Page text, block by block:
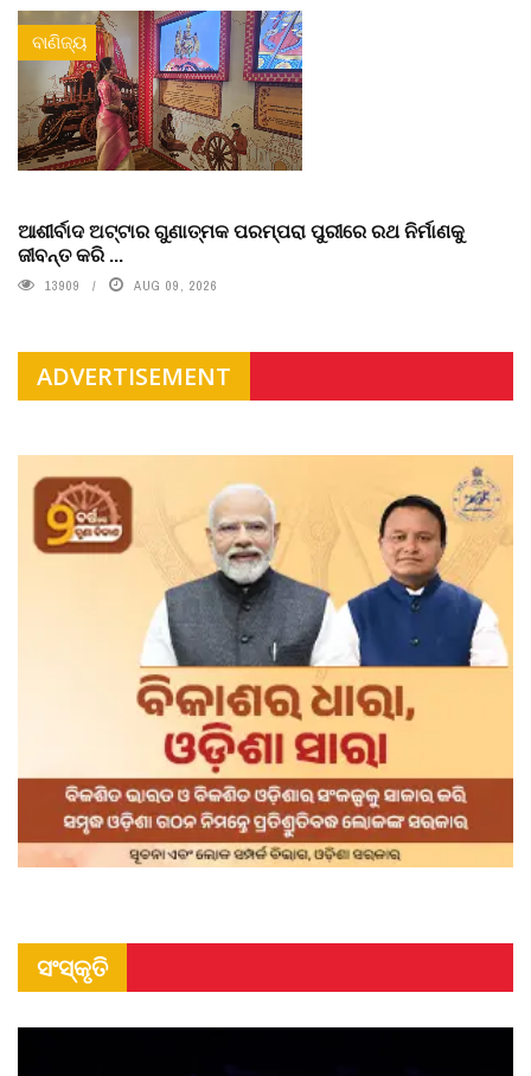
ବାଣିଜ୍ୟ
ଆଶୀର୍ବାଦ ଅଟ୍ଟାର ଗୁଣାତ୍ମକ ପରମ୍ପରା ପୁରୀରେ ରଥ ନିର୍ମାଣକୁ
ଜୀବନ୍ତ କରି ...
13909 AUG 09, 2026
ADVERTISEMENT
ସଂସ୍କୃତି